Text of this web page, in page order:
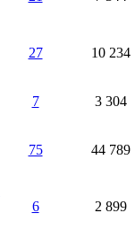
27 10 234
7 3 304
75 44 789
6 2 899